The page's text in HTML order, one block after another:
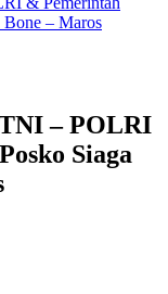
Bone – Maros
– POLRI
Siaga